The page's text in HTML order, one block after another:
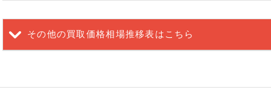
その他の買取価格相場推移表はこちら